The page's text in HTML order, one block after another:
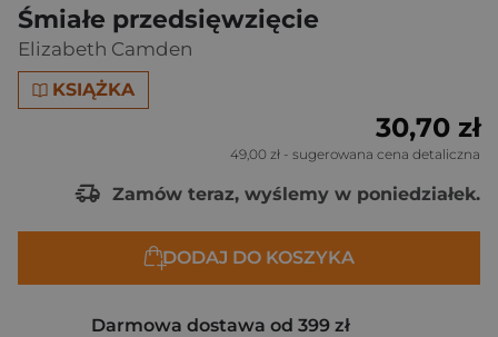
Śmiałe przedsięwzięcie
Elizabeth Camden
KSIĄŻKA
30,70 zł
49,00 zł - sugerowana cena detaliczna
Zamów teraz, wyślemy w poniedziałek.
DODAJ DO KOSZYKA
Darmowa dostawa od 399 zł